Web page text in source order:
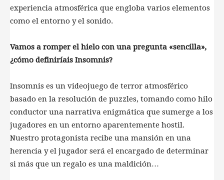
experiencia atmosférica que engloba varios elementos
como el entorno y el sonido.
Vamos a romper el hielo con una pregunta «sencilla»,
¿cómo definiríais Insomnis?
Insomnis es un videojuego de terror atmosférico
basado en la resolución de puzzles, tomando como hilo
conductor una narrativa enigmática que sumerge a los
jugadores en un entorno aparentemente hostil.
Nuestro protagonista recibe una mansión en una
herencia y el jugador será el encargado de determinar
si más que un regalo es una maldición…